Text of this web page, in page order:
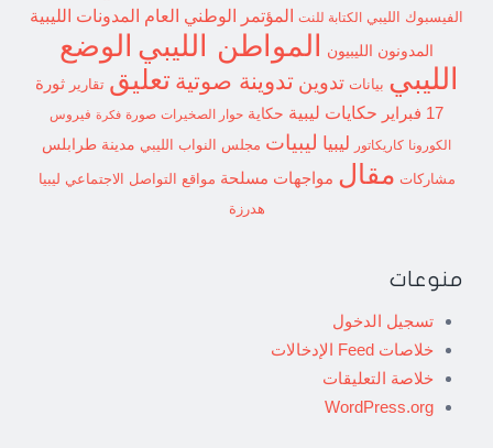
الفيسبوك الليبي الكتابة للنت المؤتمر الوطني العام المدونات الليبية
المدونون الليبيون المواطن الليبي الوضع
الليبي بيانات تدوين تدوينة صوتية تعليق تقارير
ثورة
17 فبراير
حكايات ليبية حكاية حوار الصخيرات صورة فكرة فيروس
الكورونا كاريكاتور ليبيا ليبيات مجلس النواب الليبي مدينة طرابلس
مشاركات مقال مواجهات مسلحة مواقع التواصل الاجتماعي ليبيا
هدرزة
منوعات
تسجيل الدخول
خلاصات Feed الإدخالات
خلاصة التعليقات
WordPress.org